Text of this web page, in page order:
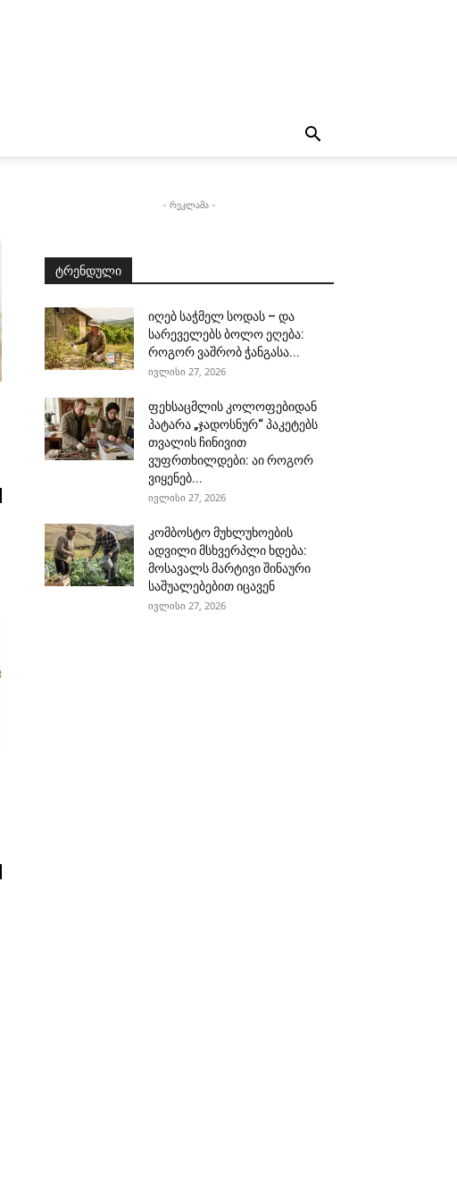
- რეკლამა -
ტრენდული
იღებ საჭმელ სოდას – და
სარეველებს ბოლო ეღება:
როგორ ვაშრობ ჭანგასა...
ივლისი 27, 2026
ფეხსაცმლის კოლოფებიდან
პატარა „ჯადოსნურ“ პაკეტებს
თვალის ჩინივით
ვუფრთხილდები: აი როგორ
ვიყენებ...
ივლისი 27, 2026
კომბოსტო მუხლუხოების
ადვილი მსხვერპლი ხდება:
მოსავალს მარტივი შინაური
საშუალებებით იცავენ
ივლისი 27, 2026